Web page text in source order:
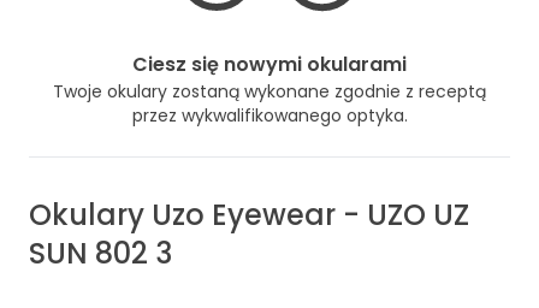
Ciesz się nowymi okularami
Twoje okulary zostaną wykonane zgodnie z receptą
przez wykwalifikowanego optyka.
Okulary Uzo Eyewear - UZO UZ
SUN 802 3